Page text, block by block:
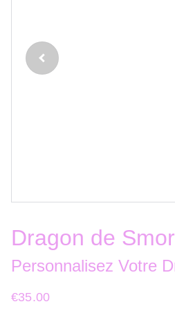
Dragon de
Personnalisez Votre
€35.00